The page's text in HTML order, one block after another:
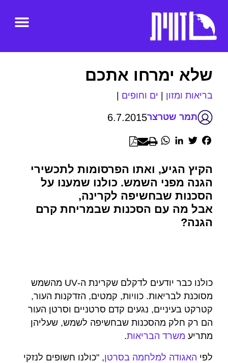
שלא ימרחו אתכם
בריאות ומזון | ים וחופים |
תמר שטרצר6.7.2015
Facebook
Twitter
LinkedIn
WhatsApp
הקיץ הגיע, ואתו הפרסומות לתכשירי
הגנה מפני השמש. כולנו שמענו על
הסכנות שבחשיפה לקרינה,
אבל מה עם הסכנות שבמריחת קרם
הגנה?
כולנו כבר יודעים לדקלם שקרינת ה-UV מהשמש
מסוכנת לבריאות. כוויות, קמטים, הזדקנות העור,
קטרקט בעיניים, נגעים קדם סרטניים וסרטן העור
הם רק חלק מהסכנות שבחשיפה לשמש, שעליהן
מתריע משרד הבריאות.
לפי האגודה למלחמה בסרטן, "כולנו חשופים לנזקי